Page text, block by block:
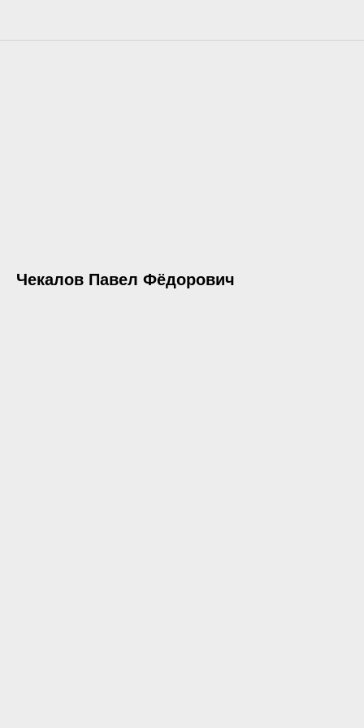
Чекалов Павел Фёдорович